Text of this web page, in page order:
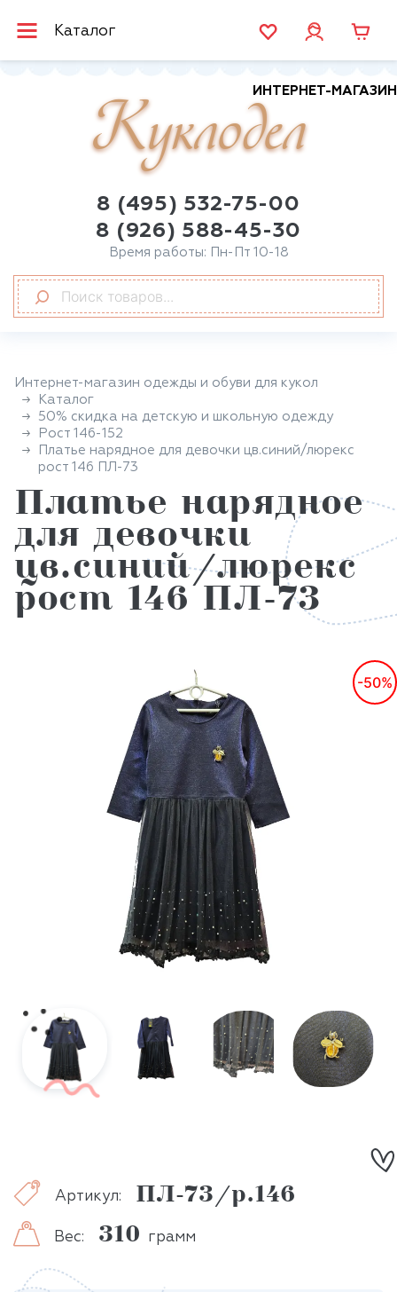
Каталог
ИНТЕРНЕТ-МАГАЗИН
Куклодел
8 (495) 532-75-00
8 (926) 588-45-30
Время работы: Пн-Пт 10-18
Интернет-магазин одежды и обуви для кукол
Каталог
50% скидка на детскую и школьную одежду
Рост 146-152
Платье нарядное для девочки цв.синий/люрекс
рост 146 ПЛ-73
Платье нарядное
для девочки
цв.синий/люрекс
рост 146 ПЛ-73
-50%
Артикул: ПЛ-73/р.146
Вес: 310 грамм